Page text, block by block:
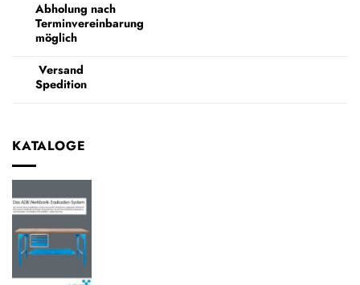
Abholung nach
Terminvereinbarung
möglich
Versand
Spedition
KATALOGE